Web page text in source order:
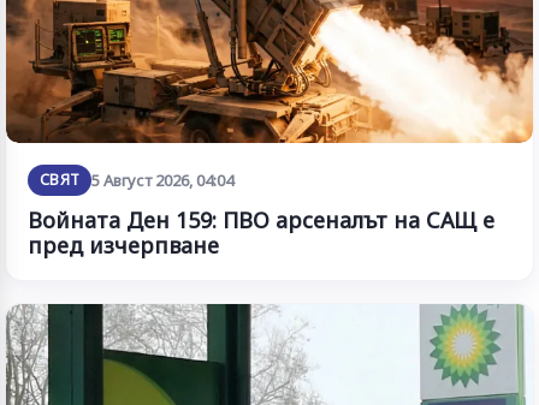
СВЯТ 5 Август 2026, 04:04
Войната Ден 159: ПВО арсеналът на САЩ е
пред изчерпване